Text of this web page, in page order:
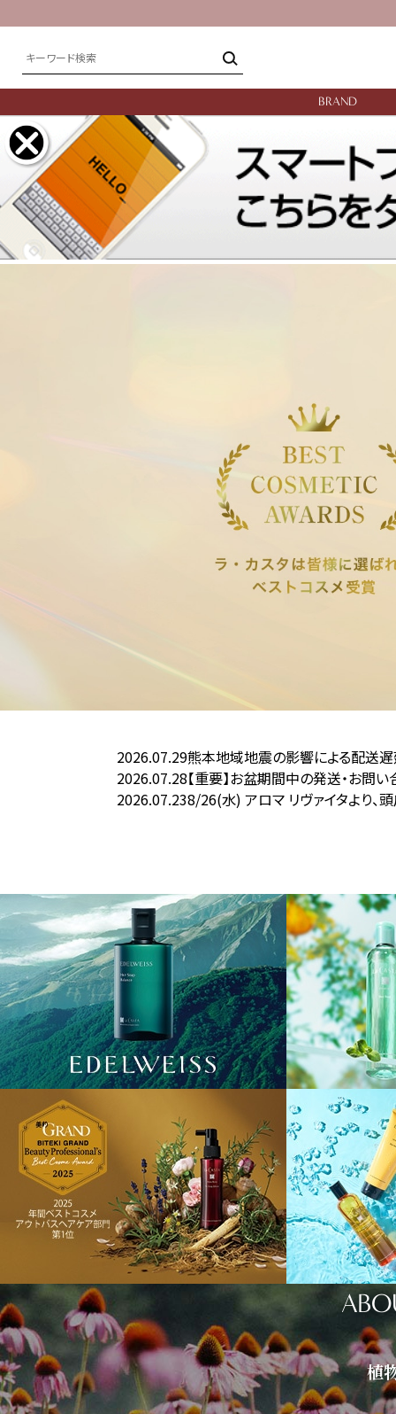
BRAND
2026.07.29熊本地域地震の影響による配送
2026.07.28【重要】お盆期間中の発送・お問
2026.07.238/26(水) アロマ リヴァイタより、
植